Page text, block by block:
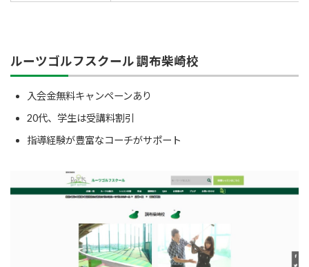
ルーツゴルフスクール 調布柴崎校
入会金無料キャンペーンあり
20代、学生は受講料割引
指導経験が豊富なコーチがサポート